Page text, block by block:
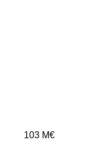
103 M€